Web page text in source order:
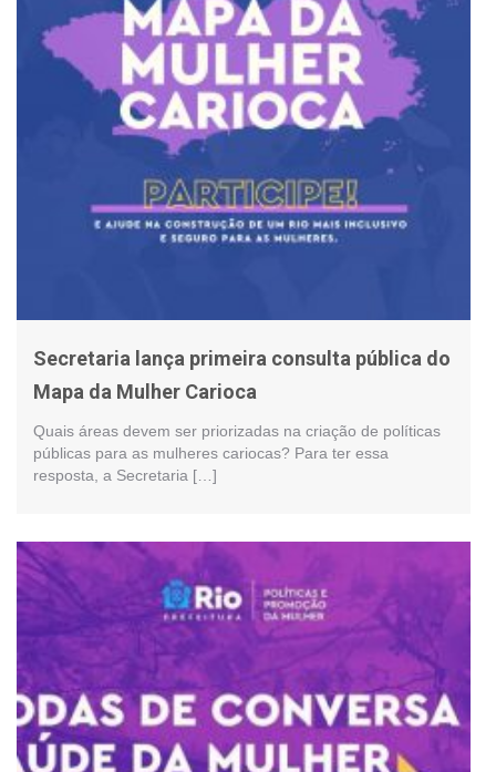
Secretaria lança primeira consulta pública do
Mapa da Mulher Carioca
Quais áreas devem ser priorizadas na criação de políticas
públicas para as mulheres cariocas? Para ter essa
resposta, a Secretaria […]